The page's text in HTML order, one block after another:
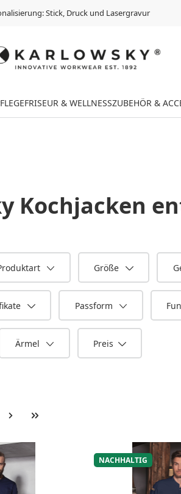
Stick, Druck und Lasergravur
FRISEUR & WELLNESSZUBEHÖR &
Kochjacken
Größe
Passform
Ärmel Preis
NACHHALTIG